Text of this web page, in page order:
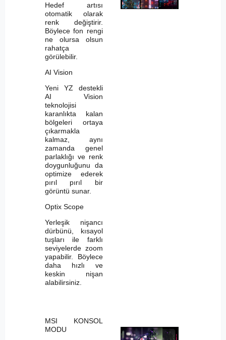
Hedef artısı
otomatik olarak
renk değiştirir.
Böylece fon rengi
ne olursa olsun
rahatça
görülebilir.
AI Vision
Yeni YZ destekli
AI Vision
teknolojisi
karanlıkta kalan
bölgeleri ortaya
çıkarmakla
kalmaz, aynı
zamanda genel
parlaklığı ve renk
doygunluğunu da
optimize ederek
pırıl pırıl bir
görüntü sunar.
Optix Scope
Yerleşik nişancı
dürbünü, kısayol
tuşları ile farklı
seviyelerde zoom
yapabilir. Böylece
daha hızlı ve
keskin nişan
alabilirsiniz.
MSI KONSOL
MODU